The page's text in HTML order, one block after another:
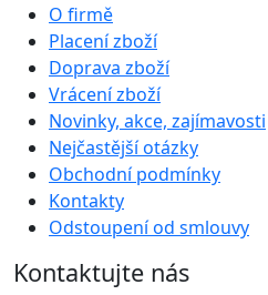
O firmě
Placení zboží
Doprava zboží
Vrácení zboží
Novinky, akce, zajímavosti
Nejčastější otázky
Obchodní podmínky
Kontakty
Odstoupení od smlouvy
Kontaktujte nás